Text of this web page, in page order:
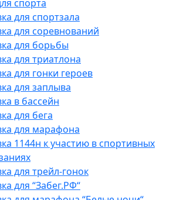
спорта
для спортзала
для соревнований
для борьбы
для триатлона
для гонки героев
для заплыва
в бассейн
для бега
для марафона
1144н к участию в спортивных
для трейл-гонок
для “Забег.РФ“